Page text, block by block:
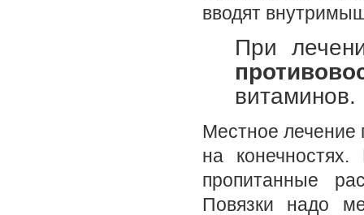
вводят
При
витаминов.
Местное лечение
на
пропитанные
Повязки надо